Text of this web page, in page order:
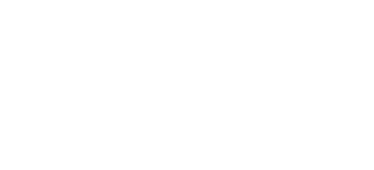
a kedvencekhez